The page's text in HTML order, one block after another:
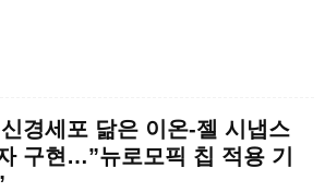
경세포 닮은 이온-젤 시냅스
구현…”뉴로모픽 칩 적용 기